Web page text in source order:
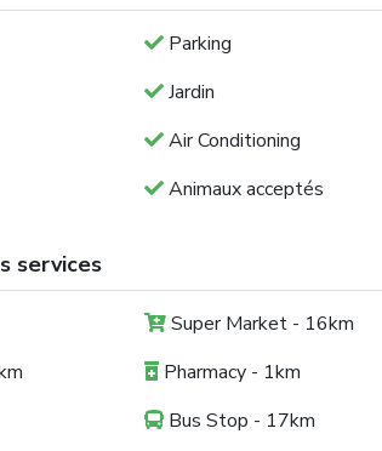
Parking
Jardin
Air Conditioning
Animaux acceptés
services
Super Market - 16km
Pharmacy - 1km
Bus Stop - 17km